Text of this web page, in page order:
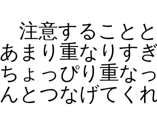
注意すること
あまり重なりす
ちょっぴり重な
んとつなげてく